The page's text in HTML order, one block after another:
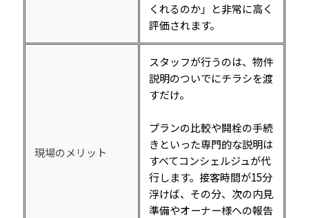
くれるのか」と非常に高く
評価されます。
現場のメリット
スタッフが行うのは、物件
説明のついでにチラシを渡
すだけ。
プランの比較や開栓の手続
きといった専門的な説明は
すべてコンシェルジュが代
行します。接客時間が15分
浮けば、その分、次の内見
準備やオーナー様への報告